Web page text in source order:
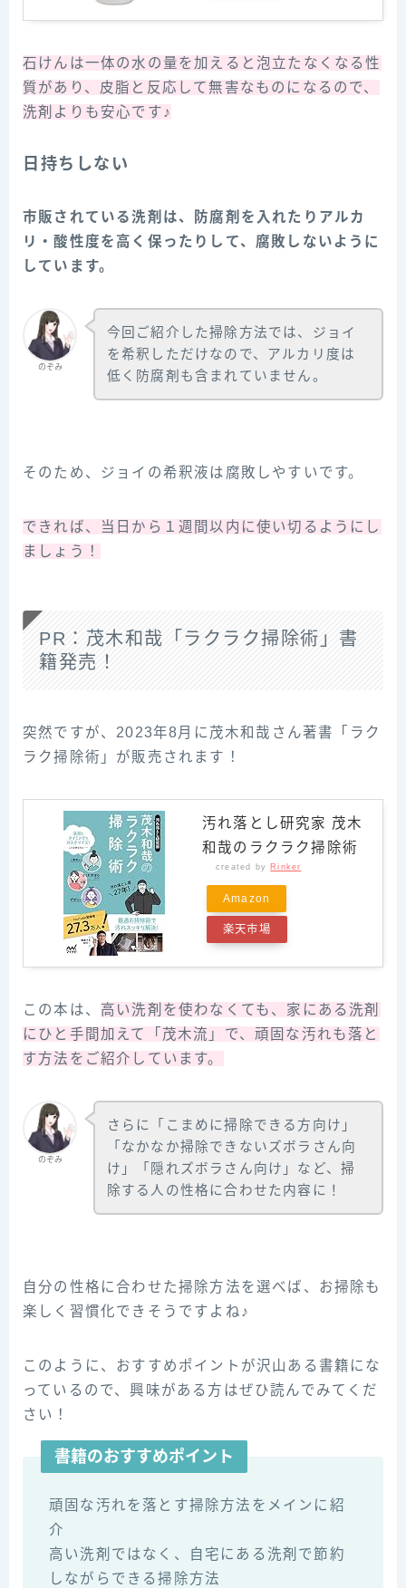
石けんは一体の水の量を加えると泡立たなくなる性
質があり、皮脂と反応して無害なものになるので、
洗剤よりも安心です♪
日持ちしない
市販されている洗剤は、防腐剤を入れたりアルカ
リ・酸性度を高く保ったりして、腐敗しないように
しています。
のぞみ
今回ご紹介した掃除方法では、ジョイ
を希釈しただけなので、アルカリ度は
低く防腐剤も含まれていません。
そのため、ジョイの希釈液は腐敗しやすいです。
できれば、当日から１週間以内に使い切るようにし
ましょう！
PR：茂木和哉「ラクラク掃除術」書
籍発売！
突然ですが、2023年8月に茂木和哉さん著書「ラク
ラク掃除術」が販売されます！
汚れ落とし研究家 茂木
和哉のラクラク掃除術
created by Rinker
Amazon
楽天市場
この本は、 高い洗剤を使わなくても、家にある洗剤
にひと手間加えて「茂木流」で、頑固な汚れも落と
す方法をご紹介しています。
のぞみ
さらに「こまめに掃除できる方向け」
「なかなか掃除できないズボラさん向
け」「隠れズボラさん向け」など、掃
除する人の性格に合わせた内容に！
自分の性格に合わせた掃除方法を選べば、お掃除も
楽しく習慣化できそうですよね♪
このように、おすすめポイントが沢山ある書籍にな
っているので、興味がある方はぜひ読んでみてくだ
さい！
書籍のおすすめポイント
頑固な汚れを落とす掃除方法をメインに紹
介
高い洗剤ではなく、自宅にある洗剤で節約
しながらできる掃除方法